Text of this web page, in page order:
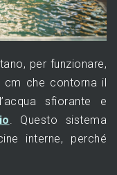
per funzionare,
cm che contorna il
sfiorante e
. Questo sistema
interne, perché